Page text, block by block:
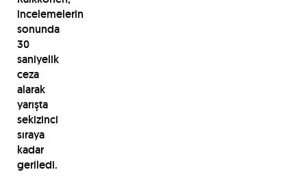
incelemelerin
sonunda
30
saniyelik
ceza
alarak
yarışta
sekizinci
sıraya
kadar
geriledi.